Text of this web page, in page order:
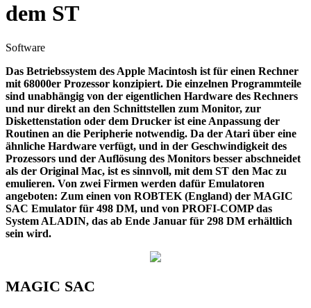
dem ST
Software
Das Betriebssystem des Apple Macintosh ist für einen Rechner
mit 68000er Prozessor konzipiert. Die einzelnen Programmteile
sind unabhängig von der eigentlichen Hardware des Rechners
und nur direkt an den Schnittstellen zum Monitor, zur
Diskettenstation oder dem Drucker ist eine Anpassung der
Routinen an die Peripherie notwendig. Da der Atari über eine
ähnliche Hardware verfügt, und in der Geschwindigkeit des
Prozessors und der Auflösung des Monitors besser abschneidet
als der Original Mac, ist es sinnvoll, mit dem ST den Mac zu
emulieren. Von zwei Firmen werden dafür Emulatoren
angeboten: Zum einen von ROBTEK (England) der MAGIC
SAC Emulator für 498 DM, und von PROFI-COMP das
System ALADIN, das ab Ende Januar für 298 DM erhältlich
sein wird.
MAGIC SAC